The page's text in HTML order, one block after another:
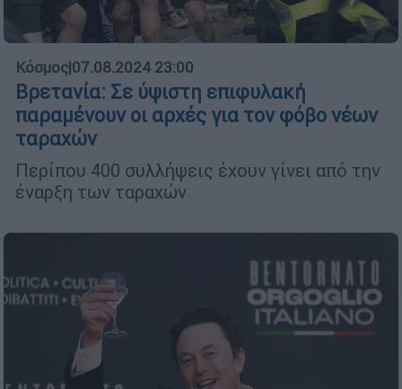
Κόσμος|07.08.2024 23:00
Βρετανία: Σε ύψιστη επιφυλακή
παραμένουν οι αρχές για τον φόβο νέων
ταραχών
Περίπου 400 συλλήψεις έχουν γίνει από την
έναρξη των ταραχών